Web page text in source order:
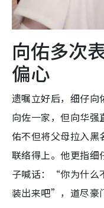
向佑多次
偏心
遗嘱立好后，细仔向
向佐一家，但向华
佑不但将父母拉入黑
联络得上。他更指细
子喊话：“你为什么
装出来吧”，道尽豪